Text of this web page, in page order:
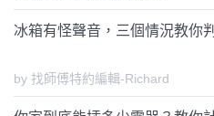
冰箱有怪聲音，三個情況教你
by 找師傅特約編輯-Richard